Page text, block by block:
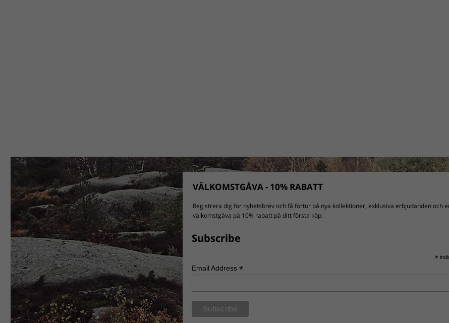
VÄLKOMSTGÅVA - 10% RABATT
Registrera dig för nyhetsbrev och få förtur på nya kollektioner, exklusiva erbjudanden och
välkomstgåva på 10% rabatt på ditt första köp.
Subscribe
*
Email Address*